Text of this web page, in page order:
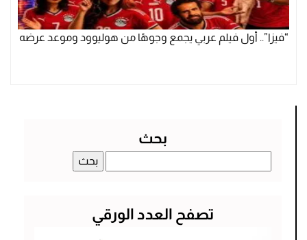
“فيزا”.. أول فيلم عربي يجمع وجوهًا من هوليوود وموعد عرضه
بحث
عن:
تصفح العدد الورقي